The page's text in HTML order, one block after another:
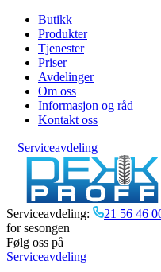
Butikk
Produkter
Tjenester
Priser
Avdelinger
Om oss
Informasjon og råd
Kontakt oss
Serviceavdeling
Serviceavdeling: 21 56 46
for sesongen
Følg oss på
Serviceavdeling